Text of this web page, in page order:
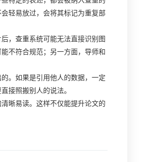
轻易放过，会将其标记为重复部
，查重系统可能无法直接识别图
不符合规范；另一方面，导师和
。如果是引用他人的数据，一定
接照搬别人的说法。
晰易读。这样不仅能提升论文的